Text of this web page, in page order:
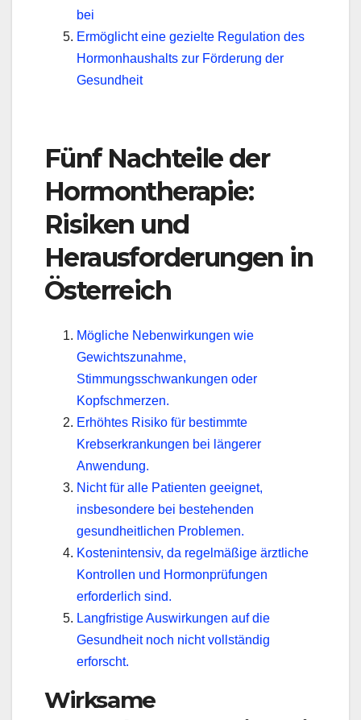
bei
Ermöglicht eine gezielte Regulation des
Hormonhaushalts zur Förderung der
Gesundheit
Fünf Nachteile der
Hormontherapie:
Risiken und
Herausforderungen in
Österreich
Mögliche Nebenwirkungen wie
Gewichtszunahme,
Stimmungsschwankungen oder
Kopfschmerzen.
Erhöhtes Risiko für bestimmte
Krebserkrankungen bei längerer
Anwendung.
Nicht für alle Patienten geeignet,
insbesondere bei bestehenden
gesundheitlichen Problemen.
Kostenintensiv, da regelmäßige ärztliche
Kontrollen und Hormonprüfungen
erforderlich sind.
Langfristige Auswirkungen auf die
Gesundheit noch nicht vollständig
erforscht.
Wirksame